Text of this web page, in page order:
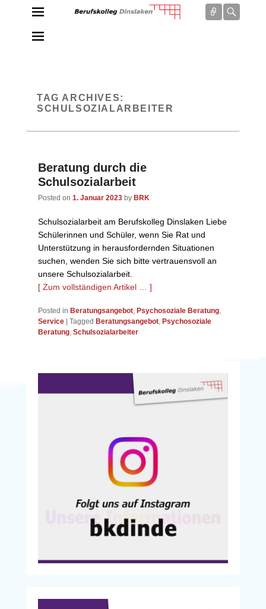
Connect
TAG ARCHIVES:
SCHULSOZIALARBEITER
Beratung durch die
Schulsozialarbeit
Posted on 1. Januar 2023 by BRK
Schulsozialarbeit am Berufskolleg Dinslaken Liebe
Schülerinnen und Schüler, wenn Sie Rat und
Unterstützung in herausfordernden Situationen
suchen, wenden Sie sich bitte vertrauensvoll an
unsere Schulsozialarbeit.
[ Zum vollständigen Artikel … ]
Posted in Beratungsangebot, Psychosoziale Beratung,
Service
Tagged Beratungsangebot, Psychosoziale
Beratung, Schulsozialarbeiter